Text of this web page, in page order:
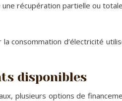
récupération partielle ou
consommation d’électricité
disponibles
plusieurs options de